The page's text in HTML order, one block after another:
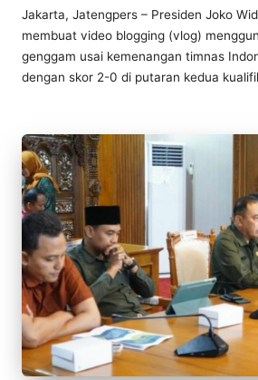
Jakarta, Jatengpers – Presiden Joko
membuat video blogging (vlog)
genggam usai kemenangan timnas
dengan skor 2-0 di putaran kedua